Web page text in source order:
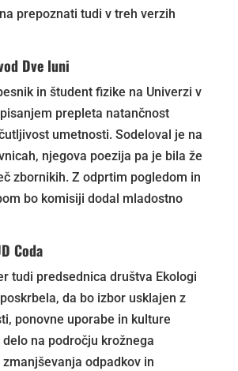
prepoznati tudi v treh verzih
Dve luni
in študent fizike na Univerzi v
prepleta natančnost
umetnosti. Sodeloval je na
njegova poezija pa je bila že
zbornikih. Z odprtim pogledom in
bo komisiji dodal mladostno
Coda
tudi predsednica društva Ekologi
da bo izbor usklajen z
ponovne uporabe in kulture
na področju krožnega
odpadkov in